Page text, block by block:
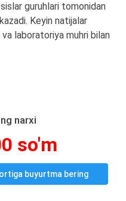
guruhlari tomonidan
Keyin natijalar
laboratoriya muhri bilan
narxi
so'm
buyurtma bering